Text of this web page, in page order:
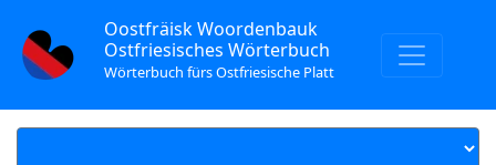
Oostfräisk Woordenbauk
Ostfriesisches Wörterbuch
Wörterbuch fürs Ostfriesische Platt